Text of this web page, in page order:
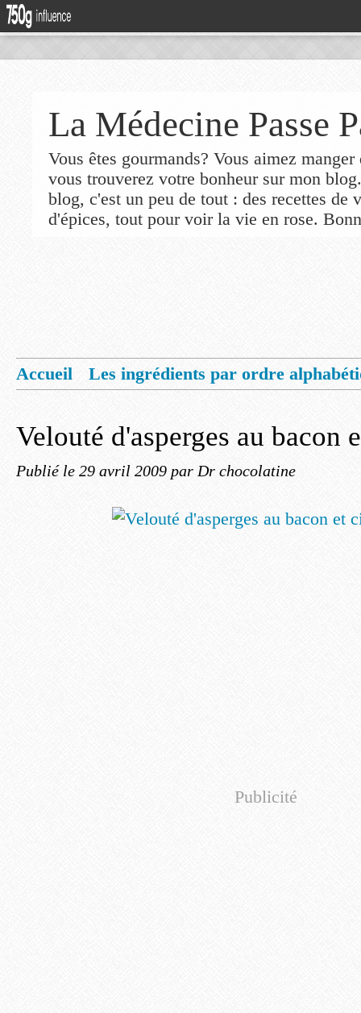
La Médecine Passe
Vous êtes gourmands? Vous aimez
vous trouverez votre bonheur sur mon
blog, c'est un peu de tout : des recettes de
d'épices, tout pour voir la vie en rose.
Accueil
Les ingrédients par ordre
Velouté d'asperges au bacon
Publié le 29 avril 2009 par Dr chocolatine
Publicité